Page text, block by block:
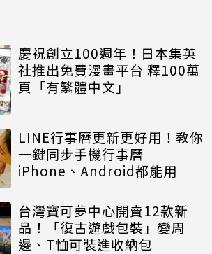
慶祝創立100週年！日本集英
社推出免費漫畫平台 釋100萬
頁「有繁體中文」
LINE行事曆更新更好用！教你
一鍵同步手機行事曆
iPhone、Android都能用
台灣寶可夢中心開賣12款新
品！「復古遊戲包裝」變周
邊、T恤可裝進收納包